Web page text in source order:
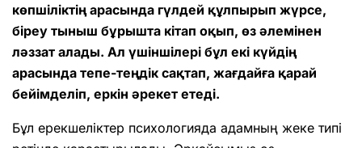
көпшіліктің арасында гүлдей құлпырып жүрсе,
біреу тыныш бұрышта кітап оқып, өз әлемінен
ләззат алады. Ал үшіншілері бұл екі күйдің
арасында тепе-теңдік сақтап, жағдайға қарай
бейімделіп, еркін әрекет етеді.
Бұл ерекшеліктер психологияда адамның жеке типі